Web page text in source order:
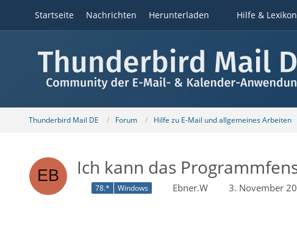
Startseite Nachrichten Herunterladen Hilfe & Lexikon
Thunderbird Mail DE Forum Hilfe zu E-Mail und allgemeines Arbeiten
Ich kann das
78.* Windows Ebner.W 3. November